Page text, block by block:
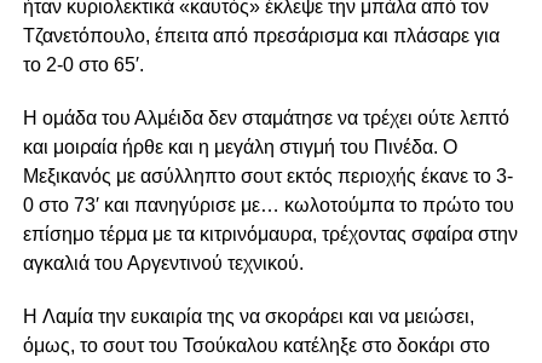
ήταν κυριολεκτικά «καυτός» έκλεψε την μπάλα από τον
Τζανετόπουλο, έπειτα από πρεσάρισμα και πλάσαρε για
το 2-0 στο 65′.
Η ομάδα του Αλμέιδα δεν σταμάτησε να τρέχει ούτε λεπτό
και μοιραία ήρθε και η μεγάλη στιγμή του Πινέδα. Ο
Μεξικανός με ασύλληπτο σουτ εκτός περιοχής έκανε το 3-
0 στο 73′ και πανηγύρισε με… κωλοτούμπα το πρώτο του
επίσημο τέρμα με τα κιτρινόμαυρα, τρέχοντας σφαίρα στην
αγκαλιά του Αργεντινού τεχνικού.
H Λαμία την ευκαιρία της να σκοράρει και να μειώσει,
όμως, το σουτ του Τσούκαλου κατέληξε στο δοκάρι στο